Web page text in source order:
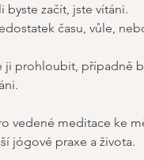
začít, jste vítáni.
času, vůle,
prohloubit, případně
vedené meditace ke
jógové praxe a života.